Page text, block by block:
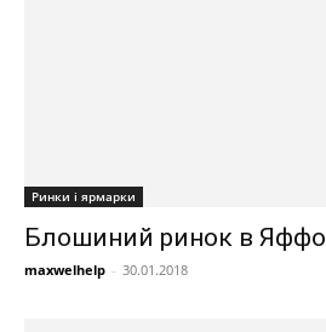
Ринки і ярмарки
Блошиний ринок в Яффо
maxwelhelp - 30.01.2018